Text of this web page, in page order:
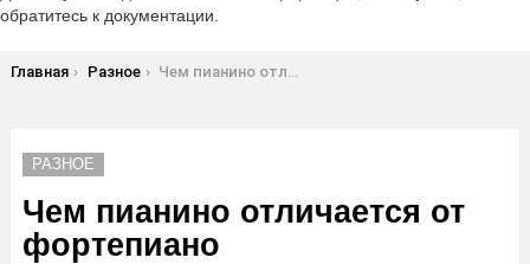
обратитесь к документации.
Вы здесь:
Главная Разное Чем пианино отличается от фортепиано
РАЗНОЕ
Чем пианино отличается от
фортепиано